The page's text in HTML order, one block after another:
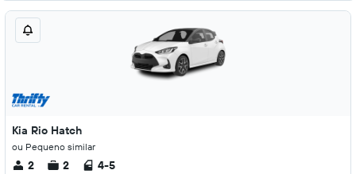
Kia Rio Hatch
ou Pequeno similar
2 2 4-5